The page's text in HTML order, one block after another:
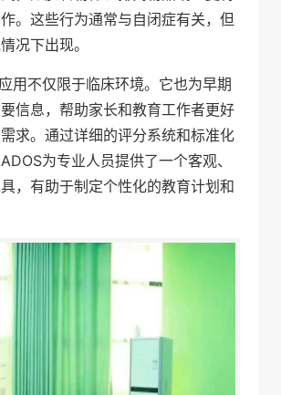
。这些行为通常与自闭症有关，但
况下出现。
用不仅限于临床环境。它也为早期
信息，帮助家长和教育工作者更好
求。通过详细的评分系统和标准化
为专业人员提供了一个客观、
，有助于制定个性化的教育计划和